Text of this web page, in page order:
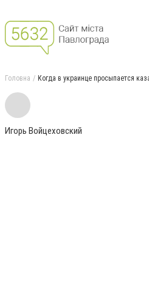
Головна Когда в украинце просыпается
Игорь Войцеховский